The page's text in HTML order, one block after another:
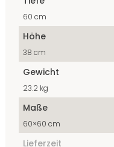
60 cm
Höhe
38 cm
Gewicht
23.2 kg
Maße
60×60 cm
Lieferzeit